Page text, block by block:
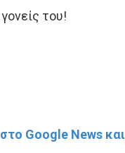
του!
Google News